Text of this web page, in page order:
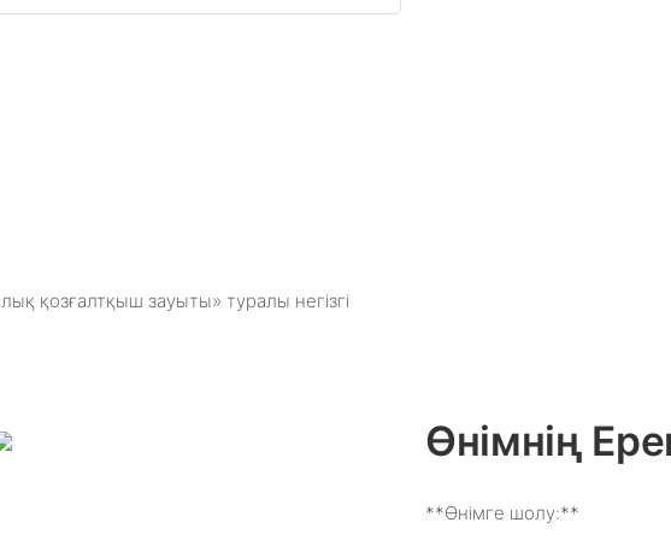
қозғалтқыш зауыты» туралы негізгі
Өнімнің
**Өнімге шолу:**